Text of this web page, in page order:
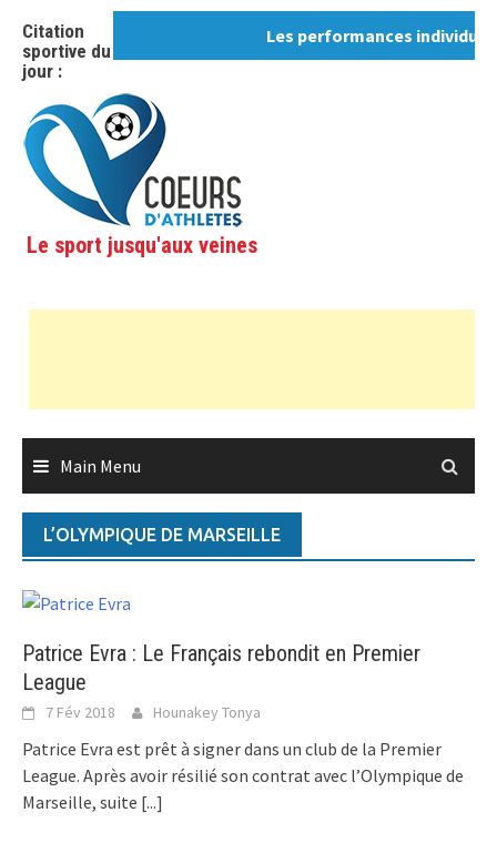
content
Citation
sportive du
jour :
Les performances
Le sport jusqu'aux veines
Main Menu
L’OLYMPIQUE DE MARSEILLE
Patrice Evra : Le Français rebondit en Premier
League
7 Fév 2018 Hounakey Tonya
Patrice Evra est prêt à signer dans un club de la Premier
League. Après avoir résilié son contrat avec l’Olympique de
Marseille, suite [...]